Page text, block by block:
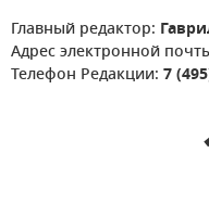
Главный редактор:
Адрес электронной
Телефон Редакции: 7